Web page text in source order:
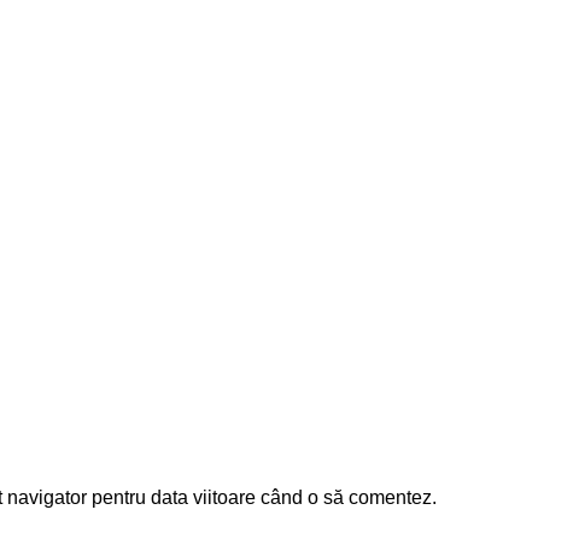
pentru data viitoare când o să comentez.